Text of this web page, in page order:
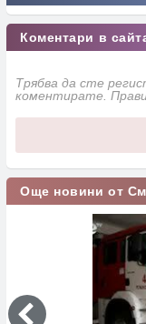
Коментари в
Трябва да сте
коментирате.
Още новини от